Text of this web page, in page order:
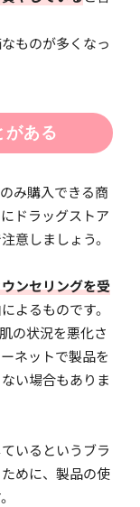
ものが多くなっ
がある
み購入できる商
ドラッグストア
意しましょう。
ンセリングを受
よるものです。
の状況を悪化さ
ネットで製品を
い場合もありま
いるというブラ
めに、製品の使